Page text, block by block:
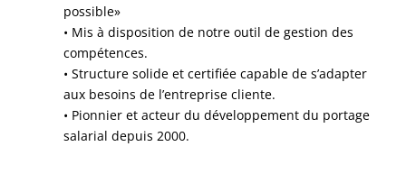
possible»
• Mis à disposition de notre outil de gestion des
compétences.
• Structure solide et certifiée capable de s’adapter
aux besoins de l’entreprise cliente.
• Pionnier et acteur du développement du portage
salarial depuis 2000.